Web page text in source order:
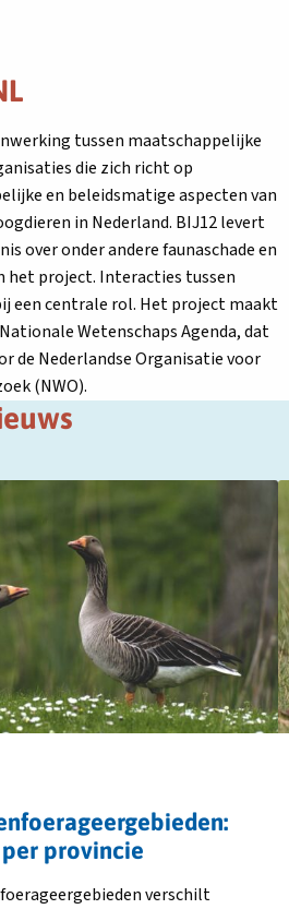
tussen maatschappelijke
die zich richt op
en beleidsmatige aspecten van
in Nederland. BIJ12 levert
over onder andere faunaschade en
het project. Interacties tussen
een centrale rol. Het project maakt
Wetenschaps Agenda, dat
de Nederlandse Organisatie voor
(NWO).
provincie
verschilt
je